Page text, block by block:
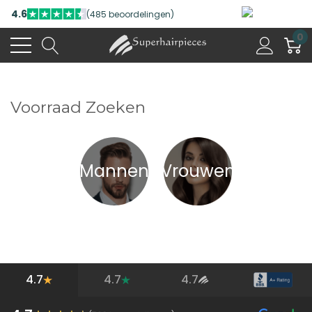
4.6 (485 beoordelingen)
0
Voorraad Zoeken
Mannen Vrouwen
4.7 4.7 4.7